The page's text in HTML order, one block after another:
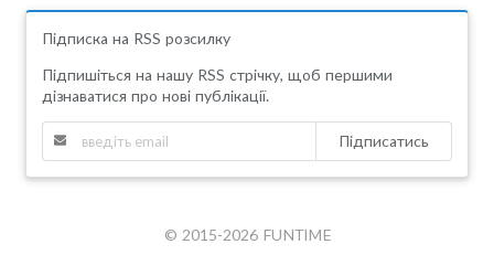
Підписка на RSS розсилку
Підпишіться на нашу RSS стрічку, щоб першими
дізнаватися про нові публікації.
Підписатись
© 2015-2026 FUNTIME